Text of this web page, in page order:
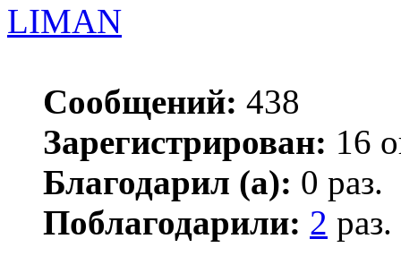
LIMAN
Сообщений: 438
Зарегистрирован: 16
Благодарил (а): 0 раз.
Поблагодарили: 2 раз.